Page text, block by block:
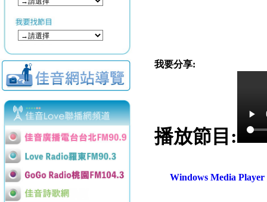
我要分享:
播放節目:
Windows Media